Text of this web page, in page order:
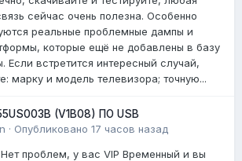
сейчас очень полезна. Особенно
реальные проблемные дампы и
которые ещё не добавлены в базу
Если встретится интересный случай,
марку и модель телевизора; точную...
(V1B08) ПО USB
· Опубликовано 17 часов назад
Нет проблем, у вас VIP Временный и вы